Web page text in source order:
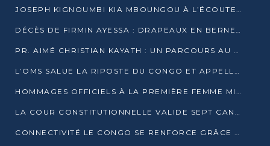
JOSEPH KIGNOUMBI KIA MBOUNGOU À L’ÉCOUTE DE TALANGAÏ
DÉCÈS DE FIRMIN AYESSA : DRAPEAUX EN BERNE LUNDI
PR. AIMÉ CHRISTIAN KAYATH : UN PARCOURS AU SERVICE DE LA RECHERCHE ET DE L’INNOVATION
L’OMS SALUE LA RIPOSTE DU CONGO ET APPELLE À DES RÉFORMES DURABLES
HOMMAGES OFFICIELS À LA PREMIÈRE FEMME MINISTRE DU CONGO
LA COUR CONSTITUTIONNELLE VALIDE SEPT CANDIDATURES POUR LA PRÉSIDENTIELLE
CONNECTIVITÉ LE CONGO SE RENFORCE GRÂCE AU CÂBLE 2AFRICA